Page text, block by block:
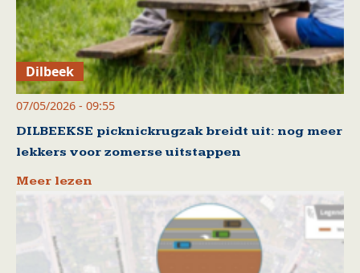
Dilbeek
07/05/2026 - 09:55
DILBEEKSE picknickrugzak breidt uit: nog meer
lekkers voor zomerse uitstappen
Meer lezen